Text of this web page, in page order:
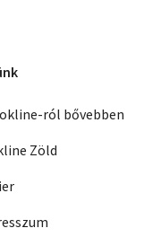
ról bővebben
Zöld